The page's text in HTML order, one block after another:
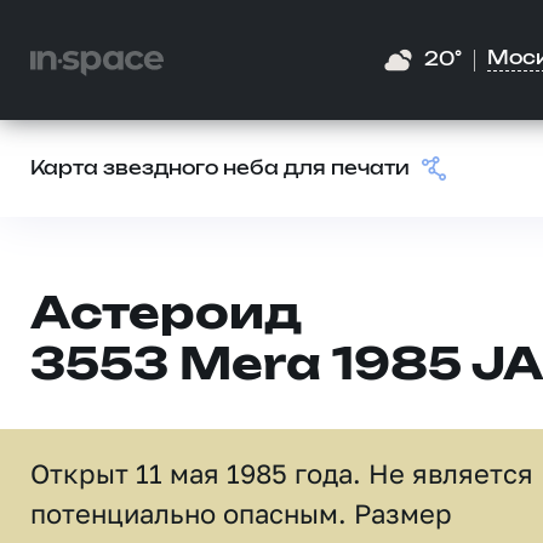
20°
Карта звездного неба для печати
Астероид
3553 Mera 1985 JA
Открыт 11 мая 1985 года. Не является
потенциально опасным. Размер